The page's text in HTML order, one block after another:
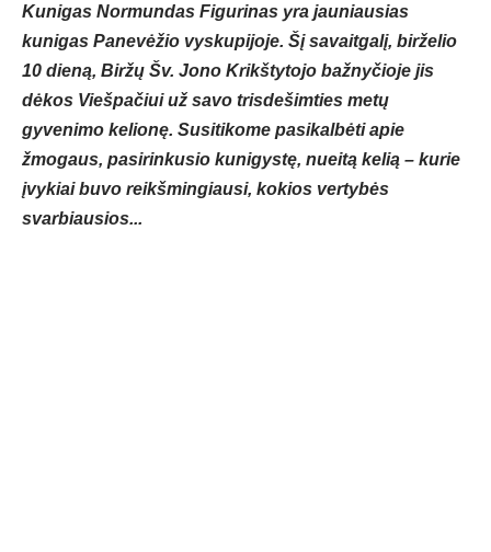
Kunigas Normundas Figurinas yra jauniausias
kunigas Panevėžio vyskupijoje. Šį savaitgalį, birželio
10 dieną, Biržų Šv. Jono Krikštytojo bažnyčioje jis
dėkos Viešpačiui už savo trisdešimties metų
gyvenimo kelionę. Susitikome pasikalbėti apie
žmogaus, pasirinkusio kunigystę, nueitą kelią – kurie
įvykiai buvo reikšmingiausi, kokios vertybės
svarbiausios...